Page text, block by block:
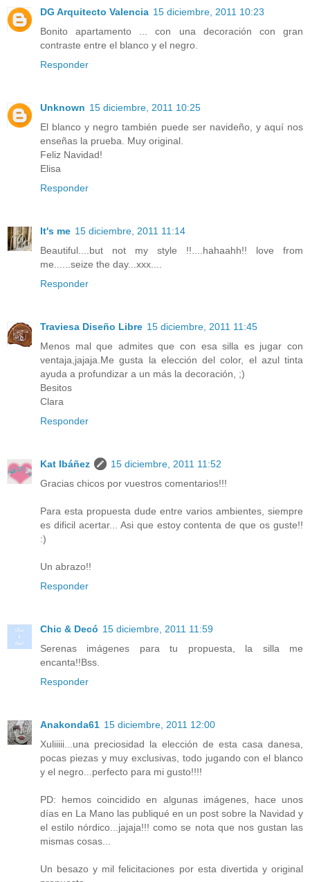
DG Arquitecto Valencia 15 diciembre, 2011 10:23
Bonito apartamento ... con una decoración con gran
contraste entre el blanco y el negro.
Responder
Unknown 15 diciembre, 2011 10:25
El blanco y negro también puede ser navideño, y aquí nos
enseñas la prueba. Muy original.
Feliz Navidad!
Elisa
Responder
It's me 15 diciembre, 2011 11:14
Beautiful....but not my style !!....hahaahh!! love from
me......seize the day...xxx....
Responder
Traviesa Diseño Libre 15 diciembre, 2011 11:45
Menos mal que admites que con esa silla es jugar con
ventaja,jajaja.Me gusta la elección del color, el azul tinta
ayuda a profundizar a un más la decoración, ;)
Besitos
Clara
Responder
Kat Ibáñez
15 diciembre, 2011 11:52
Gracias chicos por vuestros comentarios!!!
Para esta propuesta dude entre varios ambientes, siempre
es dificil acertar... Asi que estoy contenta de que os guste!!
:)
Un abrazo!!
Responder
Chic & Decó 15 diciembre, 2011 11:59
Serenas imágenes para tu propuesta, la silla me
encanta!!Bss.
Responder
Anakonda61 15 diciembre, 2011 12:00
Xuliiiii...una preciosidad la elección de esta casa danesa,
pocas piezas y muy exclusivas, todo jugando con el blanco
y el negro...perfecto para mi gusto!!!!
PD: hemos coincidido en algunas imágenes, hace unos
días en La Mano las publiqué en un post sobre la Navidad y
el estilo nórdico...jajaja!!! como se nota que nos gustan las
mismas cosas...
Un besazo y mil felicitaciones por esta divertida y original